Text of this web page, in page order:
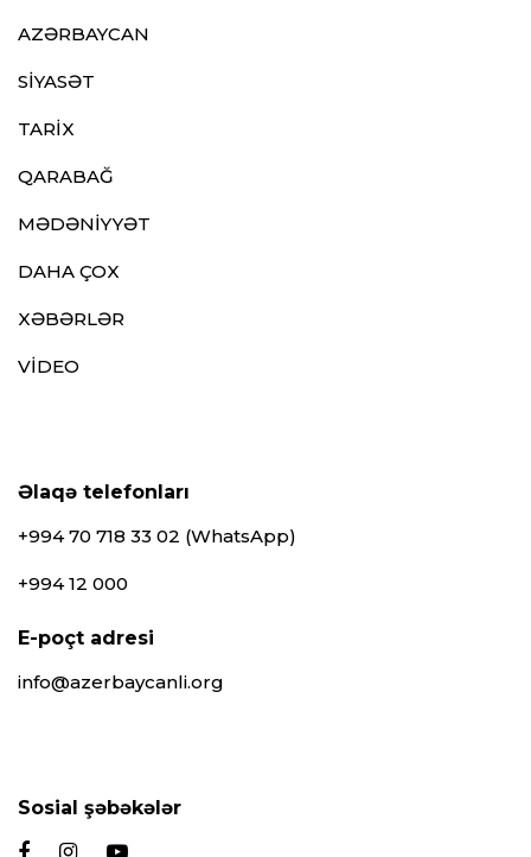
AZƏRBAYCAN
SİYASƏT
TARİX
QARABAĞ
MƏDƏNİYYƏT
DAHA ÇOX
XƏBƏRLƏR
VİDEO
Əlaqə telefonları
+994 70 718 33 02 (WhatsApp)
+994 12 000
E-poçt adresi
info@azerbaycanli.org
Sosial şəbəkələr